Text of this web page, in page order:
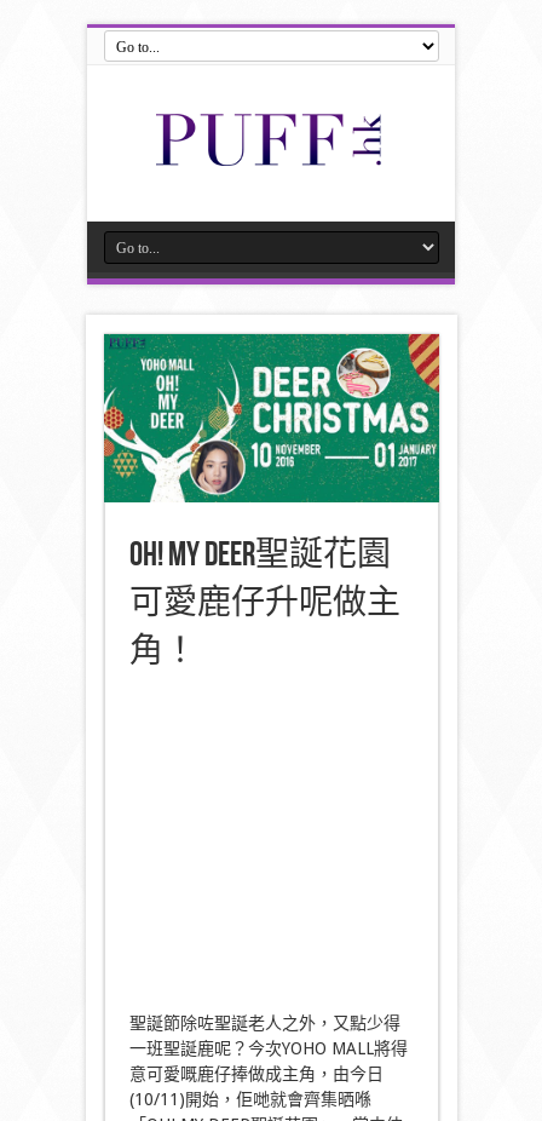
OH! MY DEER聖誕花園
可愛鹿仔升呢做主
角！
聖誕節除咗聖誕老人之外，又點少得
一班聖誕鹿呢？今次YOHO MALL將得
意可愛嘅鹿仔捧做成主角，由今日
(10/11)開始，佢哋就會齊集晒喺